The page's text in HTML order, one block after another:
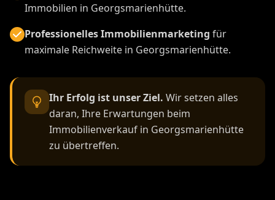
Immobilien in Georgsmarienhütte.
Professionelles Immobilienmarketing für
maximale Reichweite in Georgsmarienhütte.
Ihr Erfolg ist unser Ziel. Wir setzen alles
daran, Ihre Erwartungen beim
Immobilienverkauf in Georgsmarienhütte
zu übertreffen.